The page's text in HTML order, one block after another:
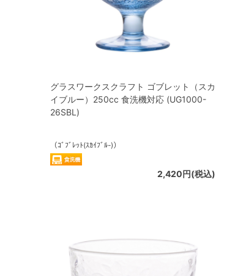
グラスワークスクラフト ゴブレット（スカ
イブルー）250cc 食洗機対応 (UG1000-
26SBL)
（ｺﾞﾌﾞﾚｯﾄ(ｽｶｲﾌﾞﾙ-)）
2,420円(税込)